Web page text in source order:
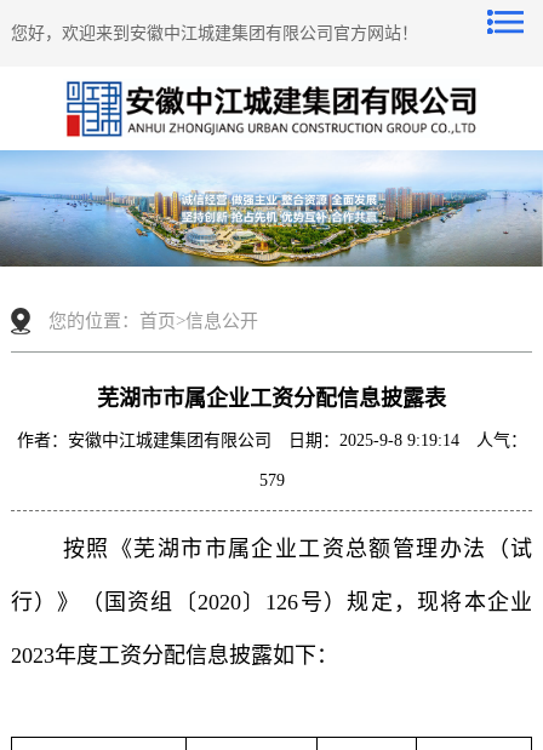
您好，欢迎来到安徽中江城建集团有限公司官方网站！
您的位置： 首页>信息公开
芜湖市市属企业工资分配信息披露表
作者：安徽中江城建集团有限公司 日期：2025-9-8 9:19:14 人气：
579
按照《芜湖市市属企业工资总额管理办法（试
行）》（国资组〔2020〕126号）规定，现将本企业
2023年度工资分配信息披露如下：